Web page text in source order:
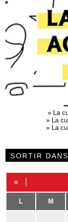
» La
» La
» La
SORTIR
«
L M